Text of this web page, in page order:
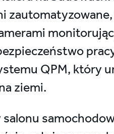
QPM, który
ziemi.